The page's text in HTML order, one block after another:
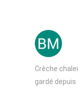
Crèche
gardé